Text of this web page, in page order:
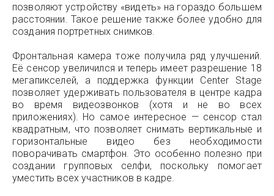
позволяют устройству «видеть» на гораздо большем
расстоянии. Такое решение также более удобно для
создания портретных снимков.
Фронтальная камера тоже получила ряд улучшений.
Её сенсор увеличился и теперь имеет разрешение 18
мегапикселей, а поддержка функции Center Stage
позволяет удерживать пользователя в центре кадра
во время видеозвонков (хотя и не во всех
приложениях). Но самое интересное — сенсор стал
квадратным, что позволяет снимать вертикальные и
горизонтальные видео без необходимости
поворачивать смартфон. Это особенно полезно при
создании групповых селфи, поскольку помогает
уместить всех участников в кадре.